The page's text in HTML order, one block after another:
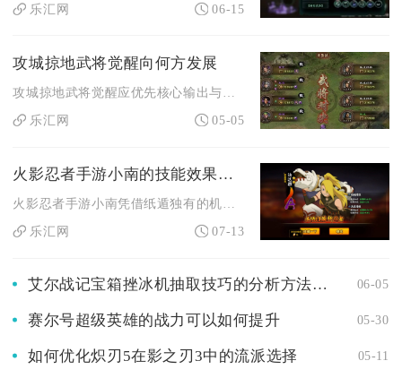
乐汇网
06-15
攻城掠地武将觉醒向何方发展
乐汇网
05-05
火影忍者手游小南的技能效果有多强
乐汇网
07-13
艾尔战记宝箱挫冰机抽取技巧的分析方法是什么 06-05
赛尔号超级英雄的战力可以如何提升 05-30
如何优化炽刃5在影之刃3中的流派选择 05-11